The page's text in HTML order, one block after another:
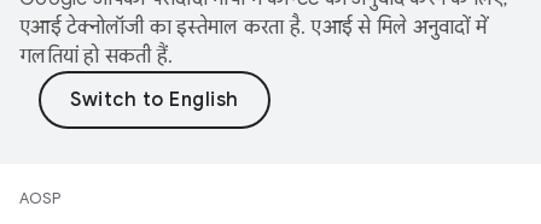
एआई टेक्नोलॉजी का इस्तेमाल करता है. एआई से मिले अनुवादों में
गलतियां हो सकती हैं.
AOSP